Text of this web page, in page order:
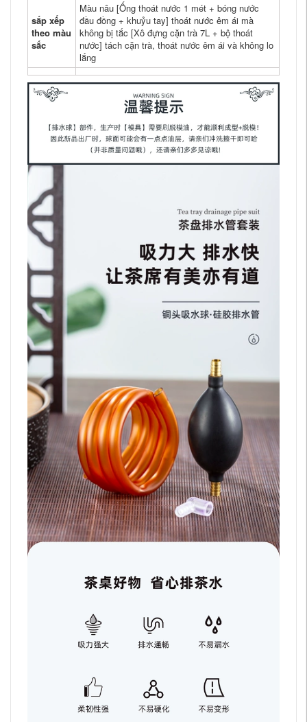
sắp xếp
theo màu
sắc
Màu nâu [Ống thoát nước 1 mét + bóng nước
đầu đồng + khuỷu tay] thoát nước êm ái mà
không bị tắc [Xô đựng cặn trà 7L + bộ thoát
nước] tách cặn trà, thoát nước êm ái và không lo
lắng